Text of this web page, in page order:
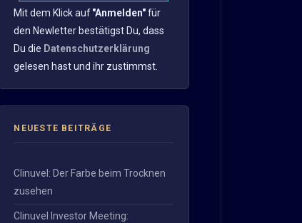
Mit dem Klick auf"Anmelden"für
den Newletter bestätigst Du, dass
Du die Datenschutzerklärung
gelesen hast und ihr zustimmst.
NEUESTE BEITRÄGE
Clinuvel: Der Farbe beim Trocknen
zusehen
Clinuvel Investor Meeting: